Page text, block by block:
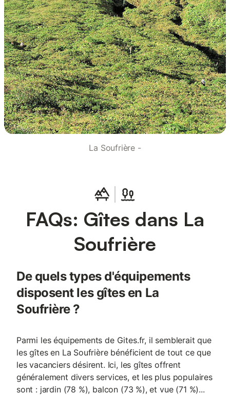
La Soufrière -
FAQs: Gîtes dans La
Soufrière
De quels types d'équipements
disposent les gîtes en La
Soufrière ?
Parmi les équipements de Gites.fr, il semblerait que
les gîtes en La Soufrière bénéficient de tout ce que
les vacanciers désirent. Ici, les gîtes offrent
généralement divers services, et les plus populaires
sont : jardin (78 %), balcon (73 %), et vue (71 %)...